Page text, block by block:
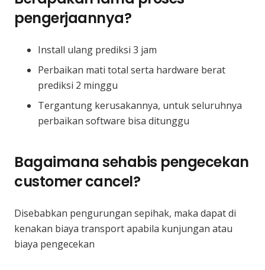
pengerjaannya?
Install ulang prediksi 3 jam
Perbaikan mati total serta hardware berat
prediksi 2 minggu
Tergantung kerusakannya, untuk seluruhnya
perbaikan software bisa ditunggu
Bagaimana sehabis pengecekan
customer cancel?
Disebabkan pengurungan sepihak, maka dapat di
kenakan biaya transport apabila kunjungan atau
biaya pengecekan